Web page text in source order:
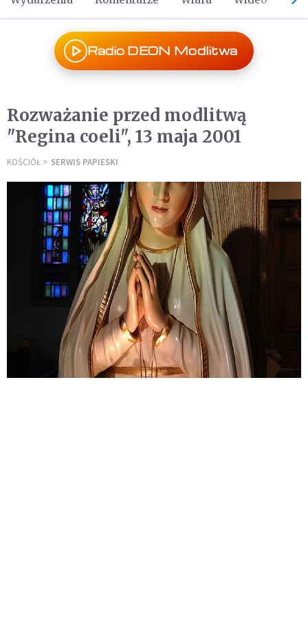
Radio DEON Modlitwa
Rozważanie przed modlitwą
"Regina coeli", 13 maja 2001
KOŚCIÓŁ SERWIS PAPIESKI